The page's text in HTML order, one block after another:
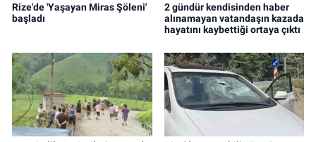
Rize'de 'Yaşayan Miras Şöleni'
başladı
2 gündür kendisinden haber
alınamayan vatandaşın kazada
hayatını kaybettiği ortaya çıktı